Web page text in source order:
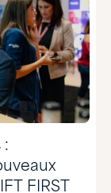
:
FIRST